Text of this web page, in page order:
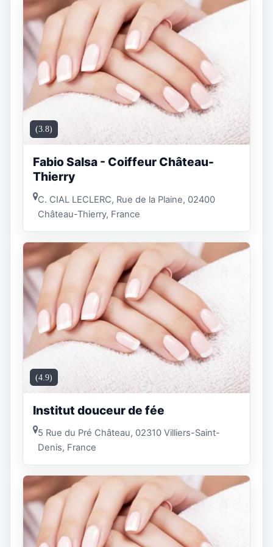
(3.8)
Fabio Salsa - Coiffeur Château-
Thierry
C. CIAL LECLERC, Rue de la Plaine, 02400
Château-Thierry, France
(4.9)
Institut douceur de fée
5 Rue du Pré Château, 02310 Villiers-Saint-
Denis, France